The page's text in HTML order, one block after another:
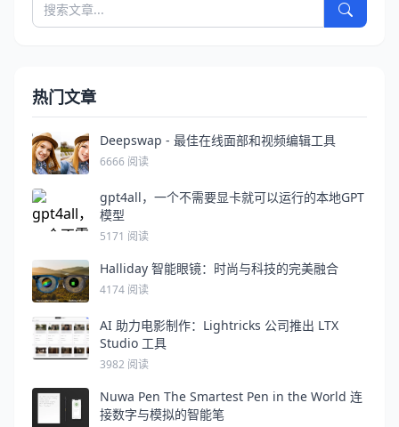
热门文章
Deepswap - 最佳在线面部和视频编辑工具
6666 阅读
gpt4all，一个不需要显卡就可以运行的本地GPT
模型
5171 阅读
Halliday 智能眼镜：时尚与科技的完美融合
4174 阅读
AI 助力电影制作：Lightricks 公司推出 LTX
Studio 工具
3982 阅读
Nuwa Pen The Smartest Pen in the World 连
接数字与模拟的智能笔